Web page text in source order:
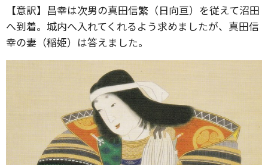
【意訳】昌幸は次男の真田信繁（日向亘）を従えて沼田
へ到着。城内へ入れてくれるよう求めましたが、真田信
幸の妻（稲姫）は答えました。